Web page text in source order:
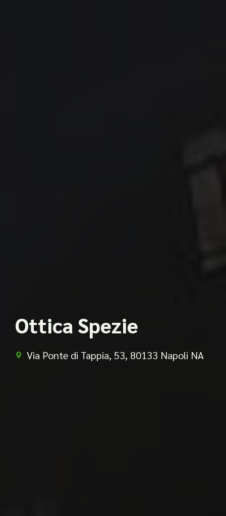
Ottica Spezie
Via Ponte di Tappia, 53, 80133 Napoli NA